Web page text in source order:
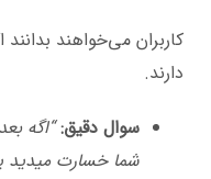
کاربران می‌خواهند بدانند
دارند.
سوال دقیق: “اگه
شما خسارت میدید